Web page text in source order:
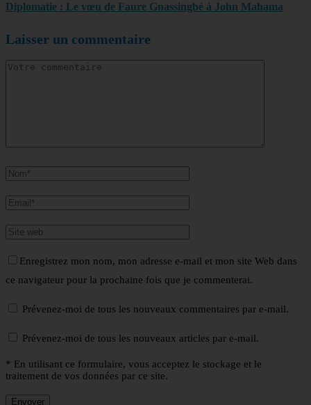
Diplomatie : Le vœu de Faure Gnassingbé à John Mahama
Laisser un commentaire
Enregistrez mon nom, mon adresse e-mail et mon site Web dans
ce navigateur pour la prochaine fois que je commenterai.
Prévenez-moi de tous les nouveaux commentaires par e-mail.
Prévenez-moi de tous les nouveaux articles par e-mail.
* En utilisant ce formulaire, vous acceptez le stockage et le
traitement de vos données par ce site.